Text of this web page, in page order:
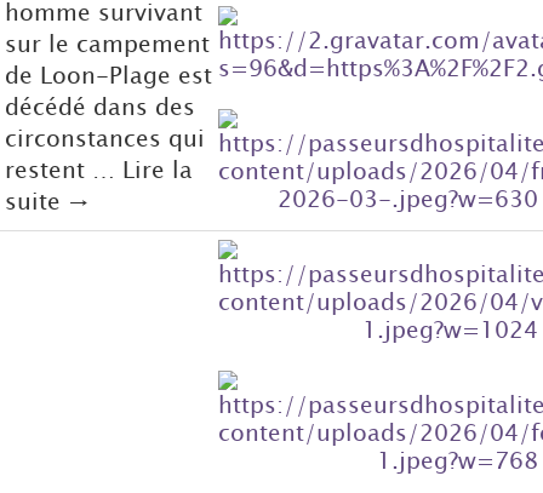
homme survivant
sur le campement
de Loon-Plage est
décédé dans des
circonstances qui
restent … Lire la
suite →